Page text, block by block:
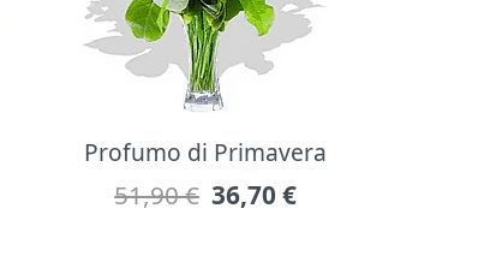
Profumo di Primavera
51,90 € 36,70 €